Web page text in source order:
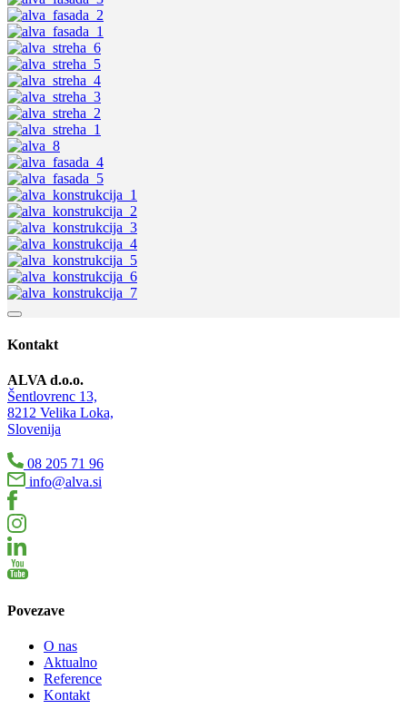
Kontakt
ALVA d.o.o.
Šentlovrenc 13,
8212 Velika Loka,
Slovenija
08 205 71 96
info@alva.si
Povezave
O nas
Aktualno
Reference
Kontakt